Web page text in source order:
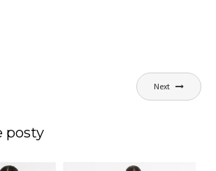
Next
posty